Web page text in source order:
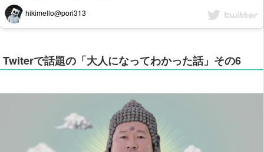
hikimello@pori313
Twiterで話題の「大人になってわかった話」その6